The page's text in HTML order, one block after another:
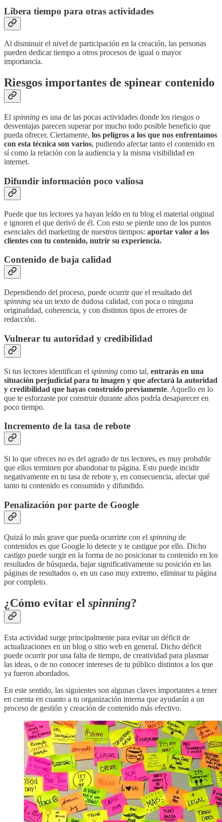
Libera tiempo para otras actividades
Al disminuir el nivel de participación en la creación, las personas
pueden dedicar tiempo a otros procesos de igual o mayor
importancia.
Riesgos importantes de spinear contenido
El spinning es una de las pocas actividades donde los riesgos o
desventajas parecen superar por mucho todo posible beneficio que
pueda ofrecer. Ciertamente, los peligros a los que nos enfrentamos
con esta técnica son varios, pudiendo afectar tanto el contenido en
sí como la relación con la audiencia y la misma visibilidad en
internet.
Difundir información poco valiosa
Puede que tus lectores ya hayan leído en tu blog el material original
e ignoren el que derivó de él. Con esto se pierde uno de los puntos
esenciales del marketing de nuestros tiempos: aportar valor a los
clientes con tu contenido, nutrir su experiencia.
Contenido de baja calidad
Dependiendo del proceso, puede ocurrir que el resultado del
spinning sea un texto de dudosa calidad, con poca o ninguna
originalidad, coherencia, y con distintos tipos de errores de
redacción.
Vulnerar tu autoridad y credibilidad
Si tus lectores identifican el spinning como tal, entrarás en una
situación perjudicial para tu imagen y que afectará la autoridad
y credibilidad que hayas construido previamente. Aquello en lo
que te esforzaste por construir durante años podría desaparecer en
poco tiempo.
Incremento de la tasa de rebote
Si lo que ofreces no es del agrado de tus lectores, es muy probable
que ellos terminen por abandonar tu página. Esto puede incidir
negativamente en tu tasa de rebote y, en consecuencia, afectar qué
tanto tu contenido es consumido y difundido.
Penalización por parte de Google
Quizá lo más grave que pueda ocurrirte con el spinning de
contenidos es que Google lo detecte y te castigue por ello. Dicho
castigo puede surgir en la forma de no posicionar tu contenido en los
resultados de búsqueda, bajar significativamente su posición en las
páginas de resultados o, en un caso muy extremo, eliminar tu página
por completo.
¿Cómo evitar el spinning?
Esta actividad surge principalmente para evitar un déficit de
actualizaciones en un blog o sitio web en general. Dicho déficit
puede ocurrir por una falta de tiempo, de creatividad para plasmar
las ideas, o de no conocer intereses de tu público distintos a los que
ya fueron abordados.
En este sentido, las siguientes son algunas claves importantes a tener
en cuenta en cuanto a tu organización interna que ayudarán a un
proceso de gestión y creación de contenido más efectivo.